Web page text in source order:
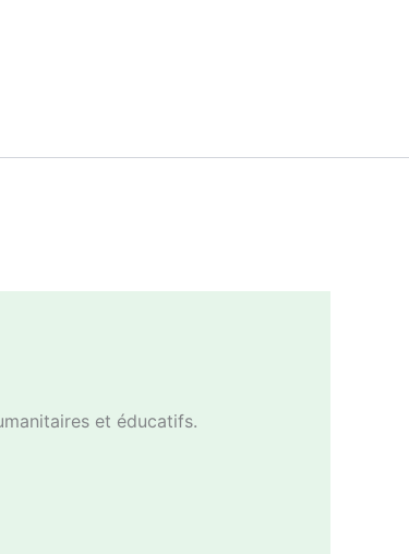
et éducatifs.